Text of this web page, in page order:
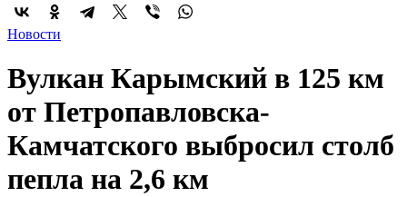
Новости
Вулкан Карымский в 125 км
от Петропавловска-
Камчатского выбросил столб
пепла на 2,6 км